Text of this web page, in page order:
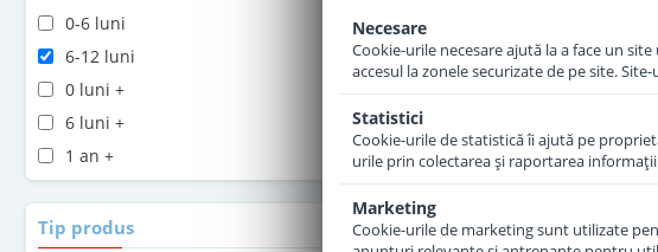
0-6 luni
6-12 luni
0 luni +
6 luni +
1 an +
Tip produs
Necesare
Cookie-urile necesare ajută la a face un
accesul la zonele securizate de pe site.
Statistici
Cookie-urile de statistică îi ajută pe
urile prin colectarea şi raportarea
Marketing
Cookie-urile de marketing sunt utilizate